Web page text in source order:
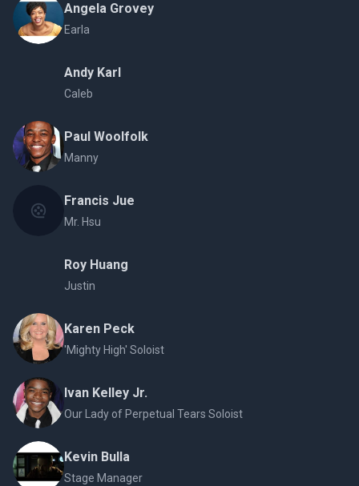
Angela Grovey
Earla
Andy Karl
Caleb
Paul Woolfolk
Manny
Francis Jue
Mr. Hsu
Roy Huang
Justin
Karen Peck
'Mighty High' Soloist
Ivan Kelley Jr.
Our Lady of Perpetual Tears Soloist
Kevin Bulla
Stage Manager